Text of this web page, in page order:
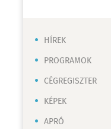
HÍREK
PROGRAMOK
CÉGREGISZTER
KÉPEK
APRÓ